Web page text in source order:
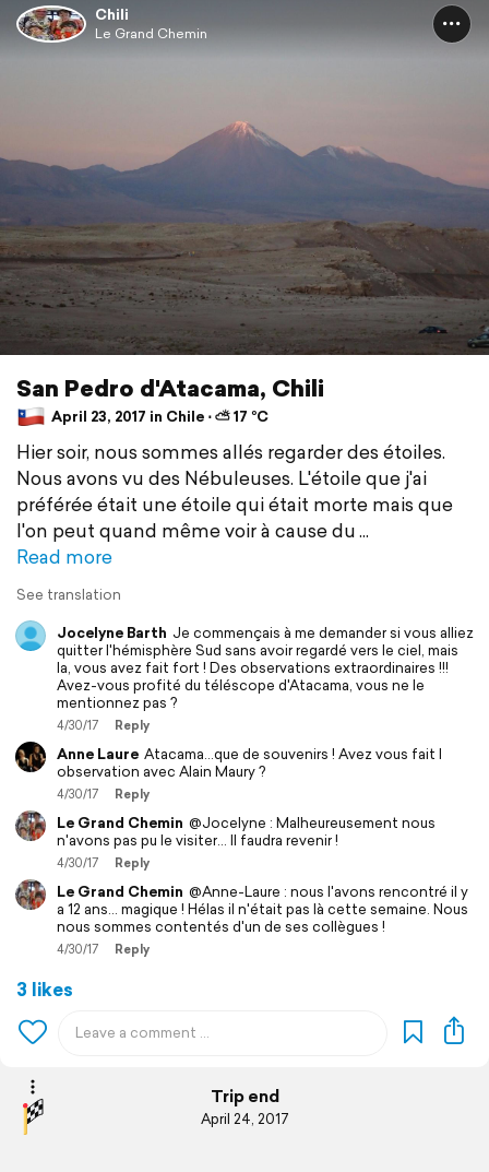
Chili
Le Grand Chemin
San Pedro d'Atacama, Chili
April 23, 2017 in Chile ⋅ ⛅ 17 °C
Hier soir, nous sommes allés regarder des étoiles.
Nous avons vu des Nébuleuses. L'étoile que j'ai
préférée était une étoile qui était morte mais que
l'on peut quand même voir à cause du
Read more
See translation
Jocelyne Barth Je commençais à me demander si vous alliez
quitter l'hémisphère Sud sans avoir regardé vers le ciel, mais
la, vous avez fait fort ! Des observations extraordinaires !!!
Avez-vous profité du téléscope d'Atacama, vous ne le
mentionnez pas ?
4/30/17 Reply
Anne Laure Atacama...que de souvenirs ! Avez vous fait l
observation avec Alain Maury ?
4/30/17 Reply
Le Grand Chemin @Jocelyne : Malheureusement nous
n'avons pas pu le visiter... Il faudra revenir !
4/30/17 Reply
Le Grand Chemin @Anne-Laure : nous l'avons rencontré il y
a 12 ans... magique ! Hélas il n'était pas là cette semaine. Nous
nous sommes contentés d'un de ses collègues !
4/30/17 Reply
3 likes
Trip end
April 24, 2017